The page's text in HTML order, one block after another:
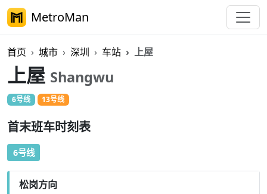
MetroMan
首页 城市 深圳 车站 上屋
上屋 Shangwu
6号线 13号线
首末班车时刻表
6号线
松岗方向